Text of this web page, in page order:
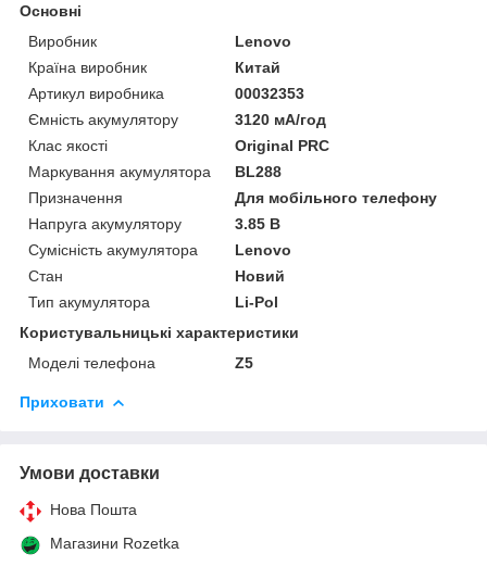
Основні
Виробник
Lenovo
Країна виробник
Китай
Артикул виробника
00032353
Ємність акумулятору
3120 мА/год
Клас якості
Original PRC
Маркування акумулятора
BL288
Призначення
Для мобільного телефону
Напруга акумулятору
3.85 В
Сумісність акумулятора
Lenovo
Стан
Новий
Тип акумулятора
Li-Pol
Користувальницькі характеристики
Моделі телефона
Z5
Приховати
Умови доставки
Нова Пошта
Магазини Rozetka